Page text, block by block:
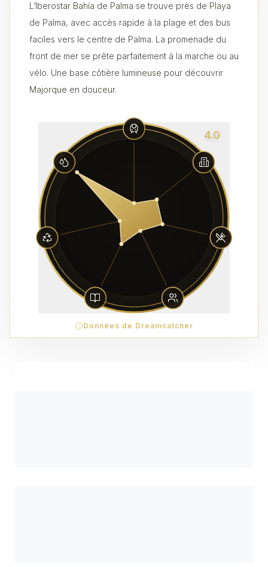
L’Iberostar Bahía de Palma se trouve près de Playa
de Palma, avec accès rapide à la plage et des bus
faciles vers le centre de Palma. La promenade du
front de mer se prête parfaitement à la marche ou au
vélo. Une base côtière lumineuse pour découvrir
Majorque en douceur.
4.0
Données de Dreamcatcher